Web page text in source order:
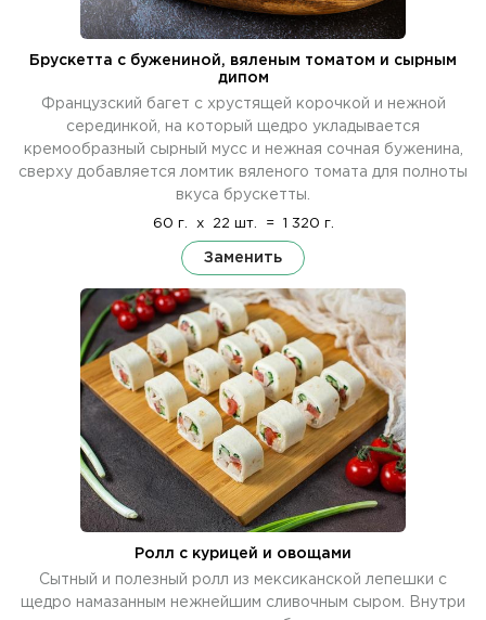
Брускетта с бужениной, вяленым томатом и сырным
дипом
Французский багет с хрустящей корочкой и нежной
серединкой, на который щедро укладывается
кремообразный сырный мусс и нежная сочная буженина,
сверху добавляется ломтик вяленого томата для полноты
вкуса брускетты.
60 г. x 22 шт. = 1 320 г.
Заменить
Ролл с курицей и овощами
Сытный и полезный ролл из мексиканской лепешки с
щедро намазанным нежнейшим сливочным сыром. Внутри